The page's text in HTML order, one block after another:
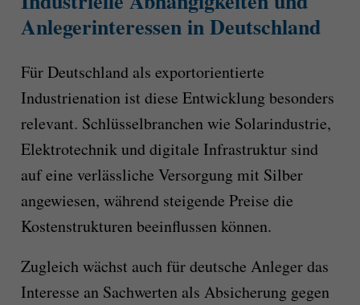
Anlegerinteressen in Deutschland
Für Deutschland als exportorientierte
Industrienation ist diese Entwicklung besonders
relevant. Schlüsselbranchen wie Solarindustrie,
Elektrotechnik und digitale Infrastruktur sind
auf eine verlässliche Versorgung mit Silber
angewiesen, während steigende Preise die
Kostenstrukturen beeinflussen können.
Zugleich wächst auch für deutsche Anleger das
Interesse an Sachwerten als Absicherung gegen